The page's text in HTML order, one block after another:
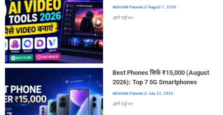
Abhishek Paswan August 1, 2026
आगे पड़े >>
Best Phones सिर्फ ₹15,000 (August
2026): Top 7 5G Smartphones
Abhishek Paswan July 22, 2026
आगे पड़े >>